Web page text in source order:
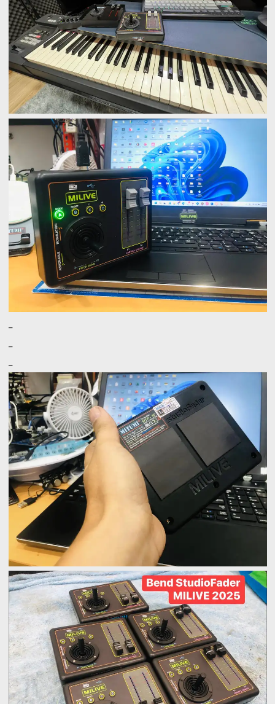
Liên hệ MITUMI ngay để có giá ưu đãi nhấn
Zalo bên dưới hoặc kết nối Zalo 0936229022